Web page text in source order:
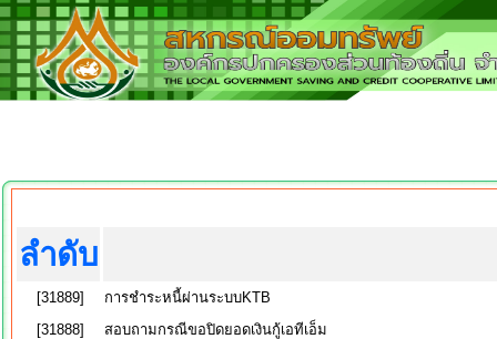
ลำดับ
[31889]
การชำระหนี้ผ่านระบบKTB
[31888]
สอบถามกรณีขอปิดยอดเงินกู้เอทีเอ็ม